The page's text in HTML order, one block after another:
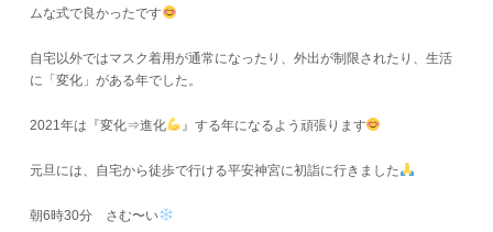
ムな式で良かったです
自宅以外ではマスク着用が通常になったり、外出が制限されたり、生活
に「変化」がある年でした。
2021年は『変化⇒進化 』する年になるよう頑張ります
元旦には、自宅から徒歩で行ける平安神宮に初詣に行きました
朝6時30分 さむ〜い